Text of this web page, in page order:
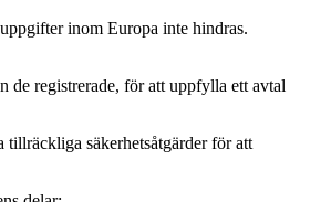
inom Europa inte hindras.
de registrerade, för att uppfylla ett avtal
tillräckliga säkerhetsåtgärder för att